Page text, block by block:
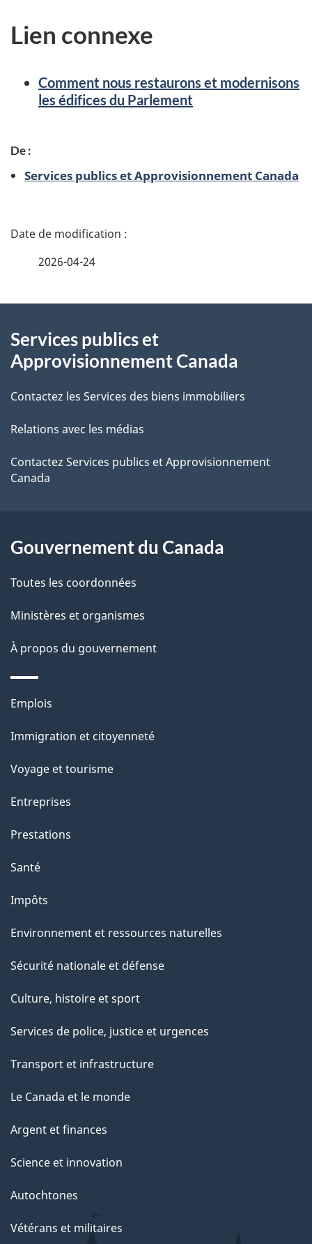
Lien connexe
Comment nous restaurons et modernisons
les édifices du Parlement
De :
Services publics et Approvisionnement Canada
D
i
s
d
e
p
a
g
e
2026-04-24
propos
de
ce
site
Services publics et
Approvisionnement Canada
Contactez les Services des biens immobiliers
Relations avec les médias
Contactez Services publics et Approvisionnement
Canada
Gouvernement du Canada
Toutes les coordonnées
Ministères et organismes
À propos du gouvernement
Thèmes
sujets
Emplois
Immigration et citoyenneté
Voyage et tourisme
Entreprises
Prestations
Santé
Impôts
Environnement et ressources naturelles
Sécurité nationale et défense
Culture, histoire et sport
Services de police, justice et urgences
Transport et infrastructure
Le Canada et le monde
Argent et finances
Science et innovation
Autochtones
Vétérans et militaires